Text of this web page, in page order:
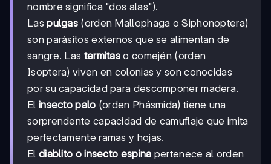
nombre significa "dos alas").
Laspulgas (orden Mallophaga o Siphonoptera)
son parásitos externos que se alimentan de
sangre. Las termitas o comején (orden
Isoptera) viven en colonias y son conocidas
por su capacidad para descomponer madera.
El insecto palo (orden Phásmida) tiene una
sorprendente capacidad de camuflaje que imita
perfectamente ramas y hojas.
El diablito o insecto espina pertenece al orden